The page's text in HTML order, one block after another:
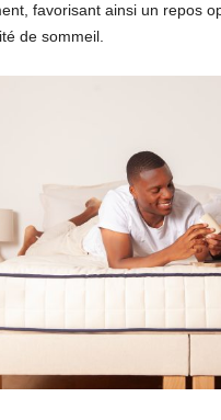
favorisant ainsi un repos
de sommeil.